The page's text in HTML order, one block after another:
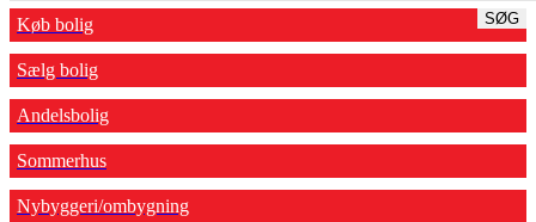
SØG
Køb bolig
Sælg bolig
Andelsbolig
Sommerhus
Nybyggeri/ombygning